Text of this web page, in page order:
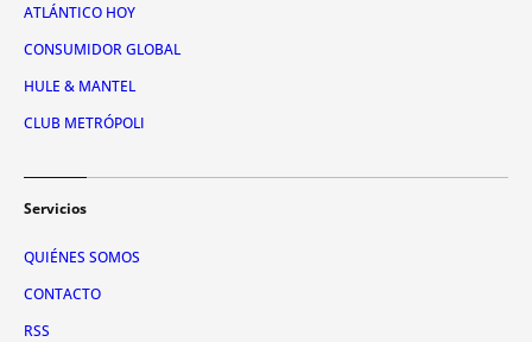
ATLÁNTICO HOY
CONSUMIDOR GLOBAL
HULE & MANTEL
CLUB METRÓPOLI
Servicios
QUIÉNES SOMOS
CONTACTO
RSS